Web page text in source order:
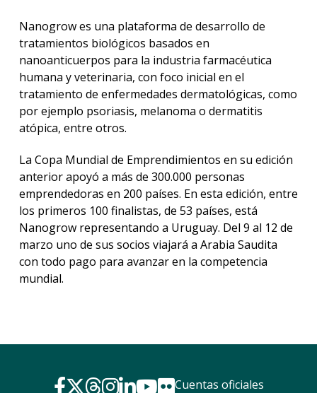
Nanogrow es una plataforma de desarrollo de
tratamientos biológicos basados en
nanoanticuerpos para la industria farmacéutica
humana y veterinaria, con foco inicial en el
tratamiento de enfermedades dermatológicas, como
por ejemplo psoriasis, melanoma o dermatitis
atópica, entre otros.
La Copa Mundial de Emprendimientos en su edición
anterior apoyó a más de 300.000 personas
emprendedoras en 200 países. En esta edición, entre
los primeros 100 finalistas, de 53 países, está
Nanogrow representando a Uruguay. Del 9 al 12 de
marzo uno de sus socios viajará a Arabia Saudita
con todo pago para avanzar en la competencia
mundial.
Cuentas oficiales